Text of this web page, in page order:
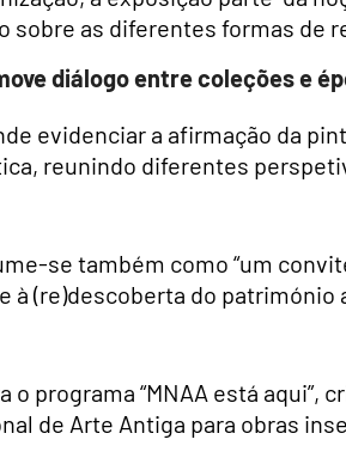
sobre as diferentes formas de
diálogo entre coleções e
evidenciar a afirmação da
reunindo diferentes
se também como “um
à (re)descoberta do
o programa “MNAA está
de Arte Antiga para obras